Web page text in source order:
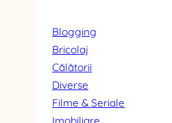
Blogging
Bricolaj
Călătorii
Diverse
Filme & Seriale